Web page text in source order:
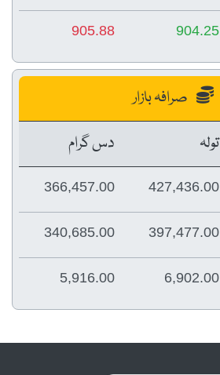
904.25
905.88
صرافہ بازار
تولہ
دس گرام
427,436.00
366,457.00
397,477.00
340,685.00
6,902.00
5,916.00